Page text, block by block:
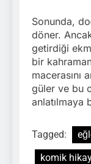
Sonunda,
döner.
getirdiği
bir
macerasını
güler ve bu
anlatılmaya
Tagged:
komik